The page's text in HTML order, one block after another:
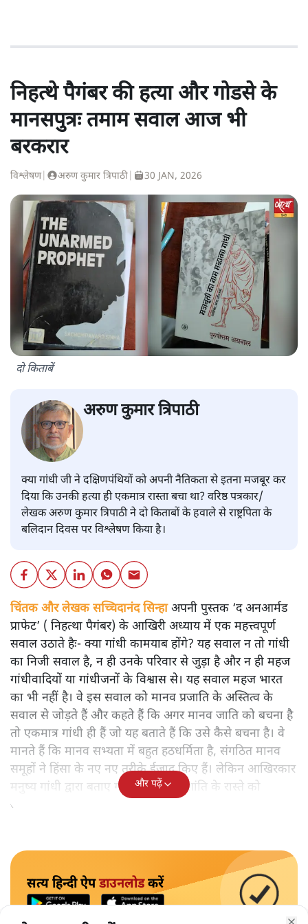
निहत्थे पैगंबर की हत्या और गोडसे के
मानसपुत्रः तमाम सवाल आज भी
बरकरार
विश्लेषण| अरुण कुमार त्रिपाठी 30 JAN, 2026
दो किताबें
अरुण कुमार त्रिपाठी
क्या गांधी जी ने दक्षिणपंथियों को अपनी नैतिकता से इतना मजबूर कर
दिया कि उनकी हत्या ही एकमात्र रास्ता बचा था? वरिष्ठ पत्रकार/
लेखक अरुण कुमार त्रिपाठी ने दो किताबों के हवाले से राष्ट्रपिता के
बलिदान दिवस पर विश्लेषण किया है।
चिंतक और लेखक सच्चिदानंद सिन्हाअपनी पुस्तक ‘द अनआर्मड
प्राफेट’ ( निहत्था पैगंबर) के आखिरी अध्याय में एक महत्त्वपूर्ण
सवाल उठाते हैः- क्या गांधी कामयाब होंगे? यह सवाल न तो गांधी
का निजी सवाल है, न ही उनके परिवार से जुड़ा है और न ही महज
गांधीवादियों या गांधीजनों के विश्वास से। यह सवाल महज भारत
का भी नहीं है। वे इस सवाल को मानव प्रजाति के अस्तित्व के
सवाल से जोड़ते हैं और कहते हैं कि अगर मानव जाति को बचना है
तो एकमात्र गांधी ही हैं जो यह बताते हैं कि उसे कैसे बचना है। वे
मानते हैं कि मानव सभ्यता में बहुत हठधर्मिता है, संगठित मानव
समूहों ने हिंसा के नए नए तरीके ईजाद किए हैं। लेकिन आखिरकार
मनुष्य गांधी द्वारा बताए गए अहिंसा और शांति के रास्ते को
अपनाएगा।
और पढ़ें
सत्य हिन्दी ऐपडाउनलोडकरें